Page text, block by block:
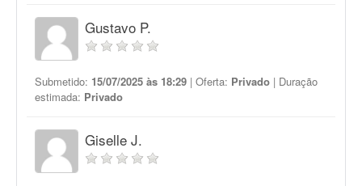
Gustavo P.
Submetido: 15/07/2025 às 18:29 | Oferta: Privado | Duração
estimada: Privado
Giselle J.